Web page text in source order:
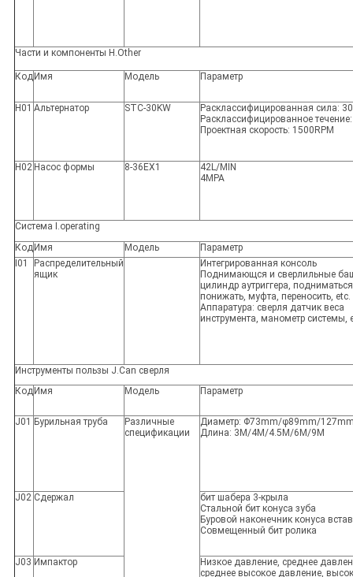
Части и компоненты H.Other
Код Имя Модель Параметр
H01 Альтернатор STC-30KW
Расклассифицированная сила:
Расклассифицированное
Проектная скорость: 1500RPM
H02 Насос формы 8-36EX1
42L/MIN
4MPA
Система I.operating
Код Имя Модель
Параметр
I01
Распределительный
ящик
Интегрированная консоль
Поднимающся и сверлильные
цилиндр аутриггера,
понижать, муфта, переносить, etc.
Аппаратура: сверля датчик веса
инструмента, манометр системы,
Инструменты пользы J.Can сверля
Код Имя Модель Параметр
J01 Бурильная труба
Различные
спецификации
Диаметр: Φ73mm/φ89mm/
Длина: 3M/4M/4.5M/6M/9M
J02 Сдержал
бит шабера 3-крыла
Стальной бит конуса зуба
Буровой наконечник конуса
Совмещенный бит ролика
J03 Импактор
Низкое давление, среднее
среднее высокое давление,